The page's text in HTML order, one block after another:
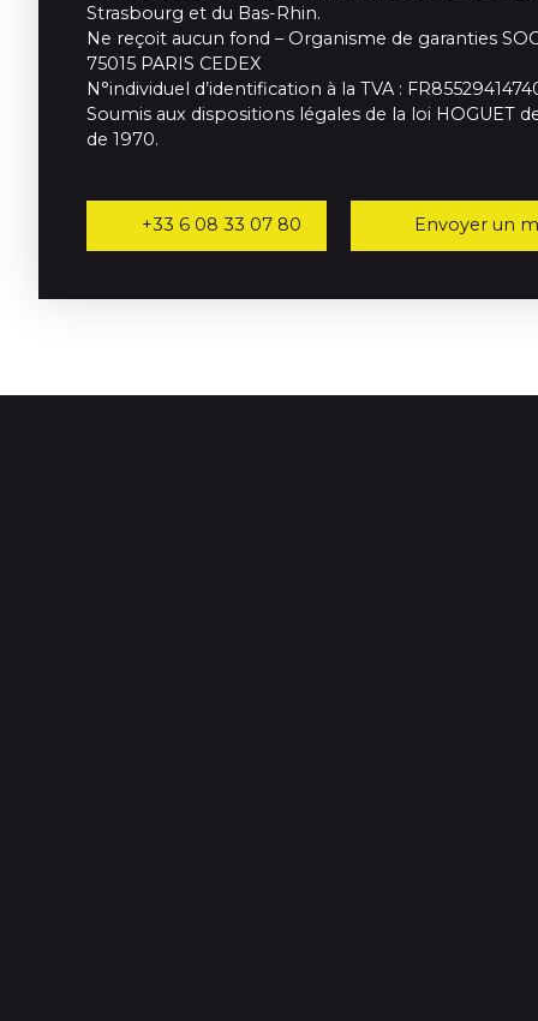
Strasbourg et du Bas-Rhin.
Ne reçoit aucun fond – Organisme de garanties
75015 PARIS CEDEX
N°individuel d’identification à la TVA :
Soumis aux dispositions légales de la loi HOGUET
de 1970.
+33 6 08 33 07 80 Envoyer un